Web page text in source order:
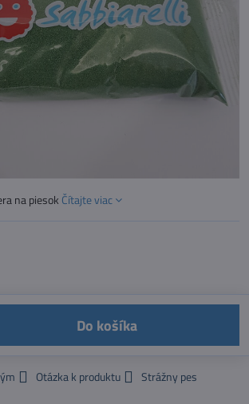
na piesok Čítajte viac
Do košíka
Otázka k produktu
Strážny pes